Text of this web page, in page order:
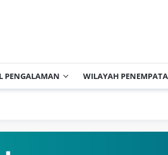
PENGALAMAN WILAYAH